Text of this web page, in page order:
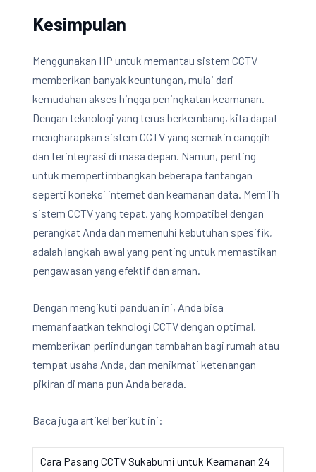
Kesimpulan
Menggunakan HP untuk memantau sistem CCTV
memberikan banyak keuntungan, mulai dari
kemudahan akses hingga peningkatan keamanan.
Dengan teknologi yang terus berkembang, kita dapat
mengharapkan sistem CCTV yang semakin canggih
dan terintegrasi di masa depan. Namun, penting
untuk mempertimbangkan beberapa tantangan
seperti koneksi internet dan keamanan data. Memilih
sistem CCTV yang tepat, yang kompatibel dengan
perangkat Anda dan memenuhi kebutuhan spesifik,
adalah langkah awal yang penting untuk memastikan
pengawasan yang efektif dan aman.
Dengan mengikuti panduan ini, Anda bisa
memanfaatkan teknologi CCTV dengan optimal,
memberikan perlindungan tambahan bagi rumah atau
tempat usaha Anda, dan menikmati ketenangan
pikiran di mana pun Anda berada.
Baca juga artikel berikut ini:
Cara Pasang CCTV Sukabumi untuk Keamanan 24